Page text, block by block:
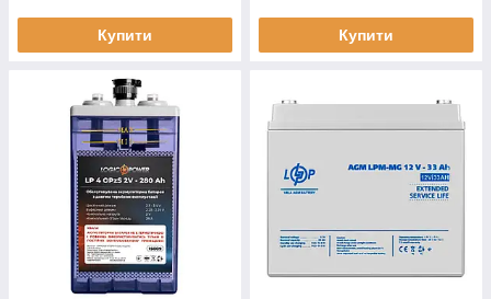
Купити Купити